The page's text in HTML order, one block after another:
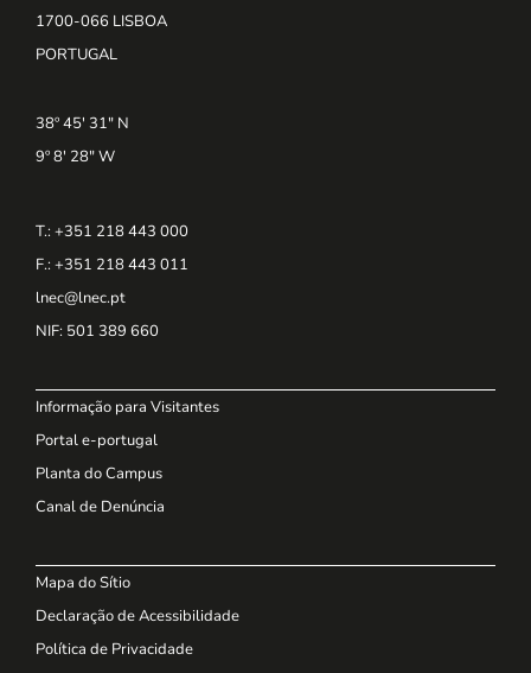
1700-066 LISBOA
PORTUGAL
38º 45' 31" N
9º 8' 28" W
T.: +351 218 443 000
F.: +351 218 443 011
lnec@lnec.pt
NIF: 501 389 660
Informação para Visitantes
Portal e-portugal
Planta do Campus
Canal de Denúncia
Mapa do Sítio
Declaração de Acessibilidade
Política de Privacidade